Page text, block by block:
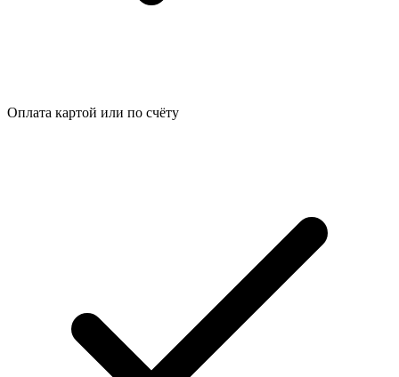
Оплата картой или по счёту